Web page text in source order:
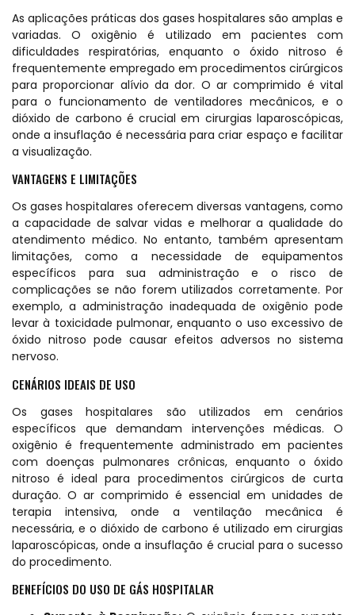
As aplicações práticas dos gases hospitalares são amplas e
variadas. O oxigênio é utilizado em pacientes com
dificuldades respiratórias, enquanto o óxido nitroso é
frequentemente empregado em procedimentos cirúrgicos
para proporcionar alívio da dor. O ar comprimido é vital
para o funcionamento de ventiladores mecânicos, e o
dióxido de carbono é crucial em cirurgias laparoscópicas,
onde a insuflação é necessária para criar espaço e facilitar
a visualização.
VANTAGENS E LIMITAÇÕES
Os gases hospitalares oferecem diversas vantagens, como
a capacidade de salvar vidas e melhorar a qualidade do
atendimento médico. No entanto, também apresentam
limitações, como a necessidade de equipamentos
específicos para sua administração e o risco de
complicações se não forem utilizados corretamente. Por
exemplo, a administração inadequada de oxigênio pode
levar à toxicidade pulmonar, enquanto o uso excessivo de
óxido nitroso pode causar efeitos adversos no sistema
nervoso.
CENÁRIOS IDEAIS DE USO
Os gases hospitalares são utilizados em cenários
específicos que demandam intervenções médicas. O
oxigênio é frequentemente administrado em pacientes
com doenças pulmonares crônicas, enquanto o óxido
nitroso é ideal para procedimentos cirúrgicos de curta
duração. O ar comprimido é essencial em unidades de
terapia intensiva, onde a ventilação mecânica é
necessária, e o dióxido de carbono é utilizado em cirurgias
laparoscópicas, onde a insuflação é crucial para o sucesso
do procedimento.
BENEFÍCIOS DO USO DE GÁS HOSPITALAR